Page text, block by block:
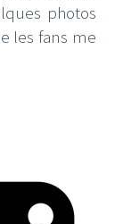
photos
les fans me